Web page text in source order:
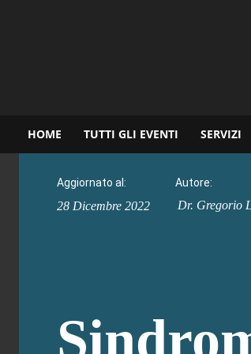
HOME TUTTI GLI EVENTI SERVIZI
Aggiornato al:
28 Dicembre 2022
Autore:
Dr. Gregorio